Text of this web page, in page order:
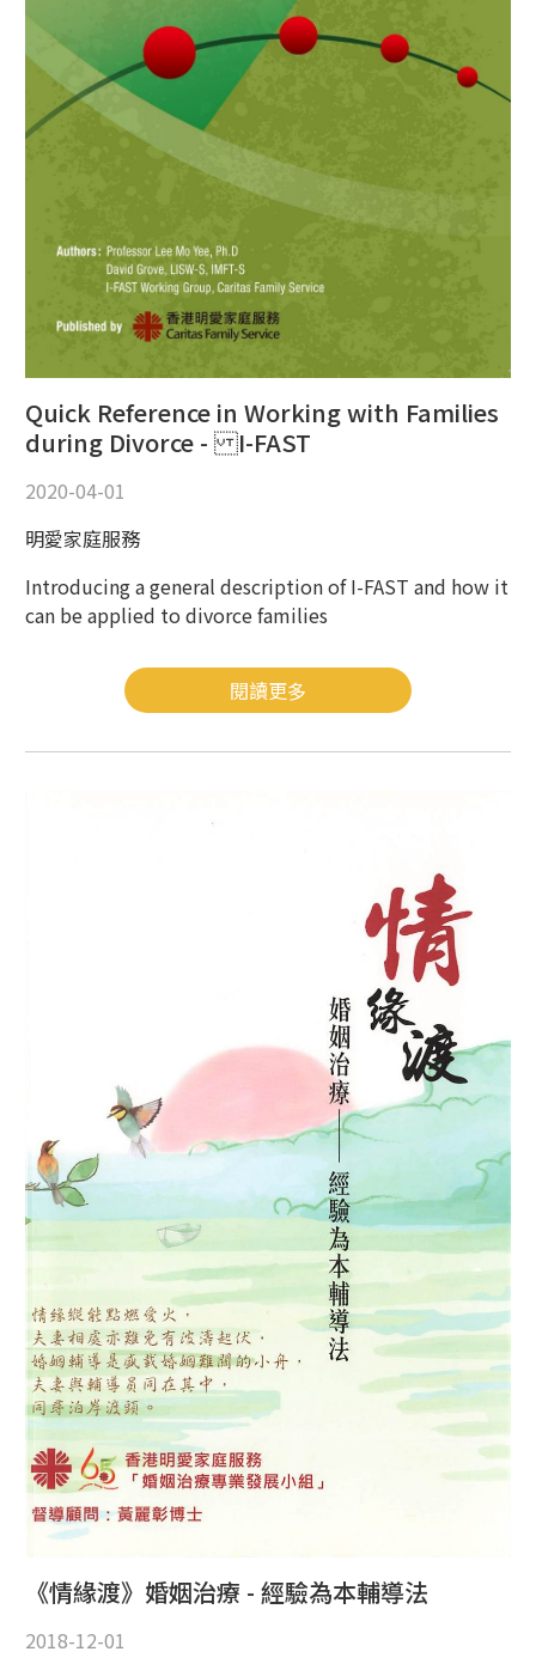
Quick Reference in Working with Families
during Divorce - I-FAST
2020-04-01
明愛家庭服務
Introducing a general description of I-FAST and how it
can be applied to divorce families
閱讀更多
《情緣渡》婚姻治療 - 經驗為本輔導法
2018-12-01